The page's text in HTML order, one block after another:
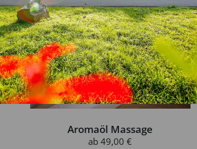
Aromaöl Massage
ab49,00 €